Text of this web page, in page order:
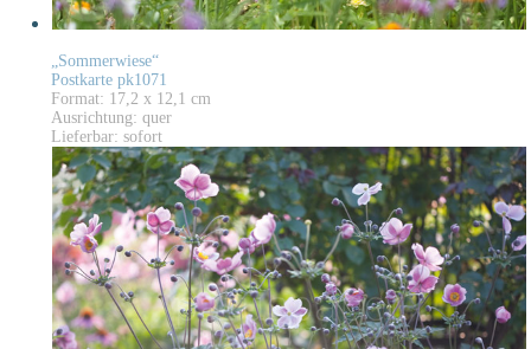
„Sommerwiese“
Postkarte pk1071
Format: 17,2 x 12,1 cm
Ausrichtung: quer
Lieferbar: sofort